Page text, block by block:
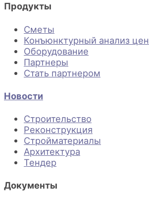
Продукты
Сметы
Конъюнктурный анализ цен
Оборудование
Партнеры
Стать партнером
Новости
Строительство
Реконструкция
Стройматериалы
Архитектура
Тендер
Документы